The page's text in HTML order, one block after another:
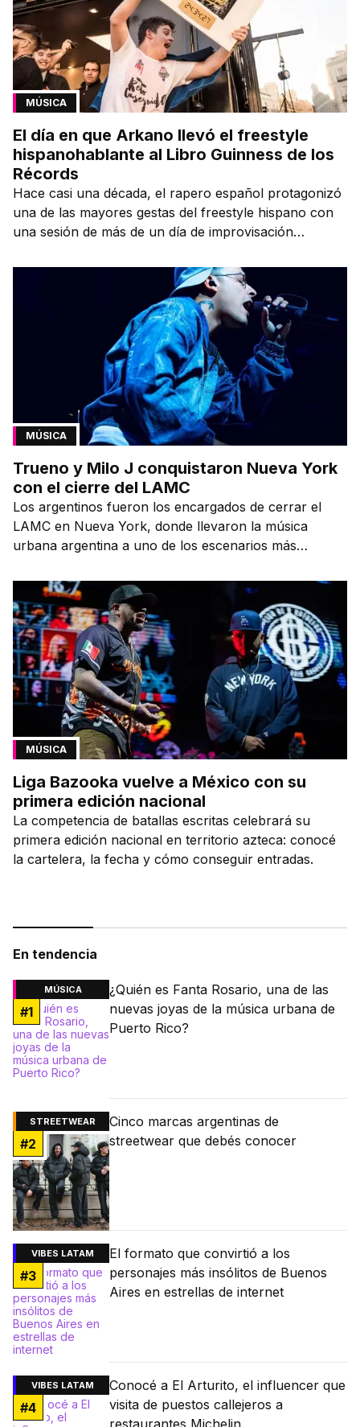
MÚSICA
El día en que Arkano llevó el freestyle
hispanohablante al Libro Guinness de los
Récords
Hace casi una década, el rapero español protagonizó
una de las mayores gestas del freestyle hispano con
una sesión de más de un día de improvisación
MÚSICA
Trueno y Milo J conquistaron Nueva York
con el cierre del LAMC
Los argentinos fueron los encargados de cerrar el
LAMC en Nueva York, donde llevaron la música
urbana argentina a uno de los escenarios más
MÚSICA
Liga Bazooka vuelve a México con su
primera edición nacional
La competencia de batallas escritas celebrará su
primera edición nacional en territorio azteca: conocé
la cartelera, la fecha y cómo conseguir entradas.
En tendencia
MÚSICA
#1
¿Quién es Fanta Rosario, una de las
nuevas joyas de la música urbana de
Puerto Rico?
STREETWEAR
#2
Cinco marcas argentinas de
streetwear que debés conocer
VIBES LATAM
#3
El formato que convirtió a los
personajes más insólitos de Buenos
Aires en estrellas de internet
VIBES LATAM
#4
Conocé a El Arturito, el influencer que
visita de puestos callejeros a